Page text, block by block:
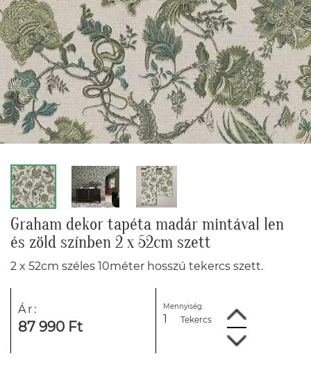
Graham dekor tapéta madár mintával len
és zöld színben 2 x 52cm szett
2 x 52cm széles 10méter hosszú tekercs szett.
Ár:
87 990 Ft
Mennyiség:
Tekercs